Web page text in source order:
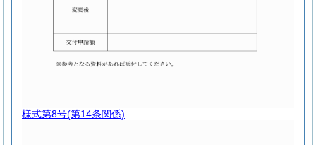
様式第8号(第14条関係)